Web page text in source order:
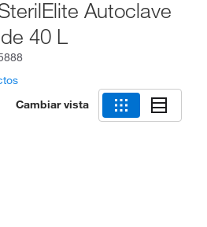
Autoclave
40 L
Cambiar vista